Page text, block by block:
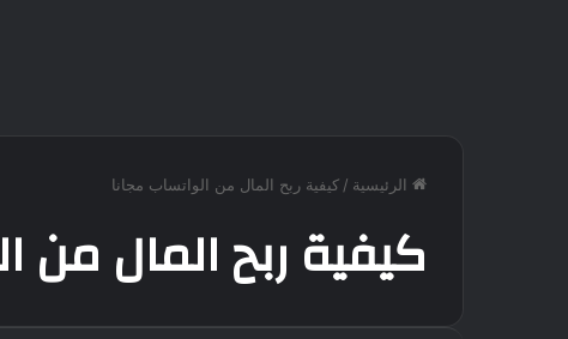
الرئيسية / كيفية ربح المال من الواتساب مجانا
كيفية ربح المال من